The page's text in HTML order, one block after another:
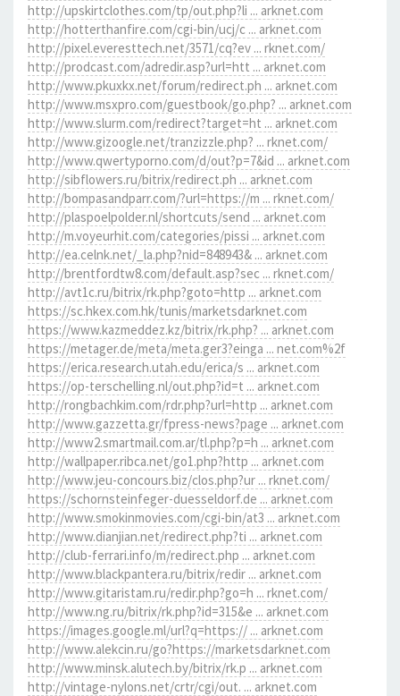
http://upskirtclothes.com/tp/out.php?li ... arknet.com
http://hotterthanfire.com/cgi-bin/ucj/c ... arknet.com
http://pixel.everesttech.net/3571/cq?ev ... rknet.com/
http://prodcast.com/adredir.asp?url=htt ... arknet.com
http://www.pkuxkx.net/forum/redirect.ph ... arknet.com
http://www.msxpro.com/guestbook/go.php? ... arknet.com
http://www.slurm.com/redirect?target=ht ... arknet.com
http://www.gizoogle.net/tranzizzle.php? ... rknet.com/
http://www.qwertyporno.com/d/out?p=7&id ... arknet.com
http://sibflowers.ru/bitrix/redirect.ph ... arknet.com
http://bompasandparr.com/?url=https://m ... rknet.com/
http://plaspoelpolder.nl/shortcuts/send ... arknet.com
http://m.voyeurhit.com/categories/pissi ... arknet.com
http://ea.celnk.net/_la.php?nid=848943& ... arknet.com
http://brentfordtw8.com/default.asp?sec ... rknet.com/
http://avt1c.ru/bitrix/rk.php?goto=http ... arknet.com
https://sc.hkex.com.hk/tunis/marketsdarknet.com
https://www.kazmeddez.kz/bitrix/rk.php? ... arknet.com
https://metager.de/meta/meta.ger3?einga ... net.com%2f
https://erica.research.utah.edu/erica/s ... arknet.com
https://op-terschelling.nl/out.php?id=t ... arknet.com
http://rongbachkim.com/rdr.php?url=http ... arknet.com
http://www.gazzetta.gr/fpress-news?page ... arknet.com
http://www2.smartmail.com.ar/tl.php?p=h ... arknet.com
http://wallpaper.ribca.net/go1.php?http ... arknet.com
http://www.jeu-concours.biz/clos.php?ur ... rknet.com/
https://schornsteinfeger-duesseldorf.de ... arknet.com
http://www.smokinmovies.com/cgi-bin/at3 ... arknet.com
http://www.dianjian.net/redirect.php?ti ... arknet.com
http://club-ferrari.info/m/redirect.php ... arknet.com
http://www.blackpantera.ru/bitrix/redir ... arknet.com
http://www.gitaristam.ru/redir.php?go=h ... rknet.com/
http://www.ng.ru/bitrix/rk.php?id=315&e ... arknet.com
https://images.google.ml/url?q=https:// ... arknet.com
http://www.alekcin.ru/go?https://marketsdarknet.com
http://www.minsk.alutech.by/bitrix/rk.p ... arknet.com
http://vintage-nylons.net/crtr/cgi/out. ... arknet.com